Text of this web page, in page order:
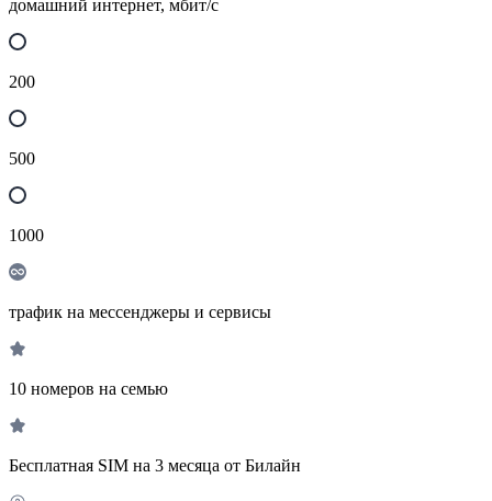
домашний интернет, мбит/с
200
500
1000
трафик на мессенджеры и сервисы
10 номеров на семью
Бесплатная SIM на 3 месяца от Билайн